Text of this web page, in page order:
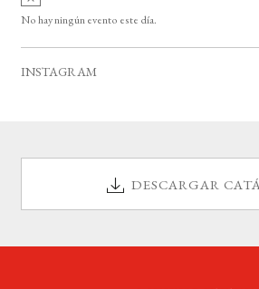
o
v
i
No hay ningún evento este día.
INSTAGRAM
DESCARGAR